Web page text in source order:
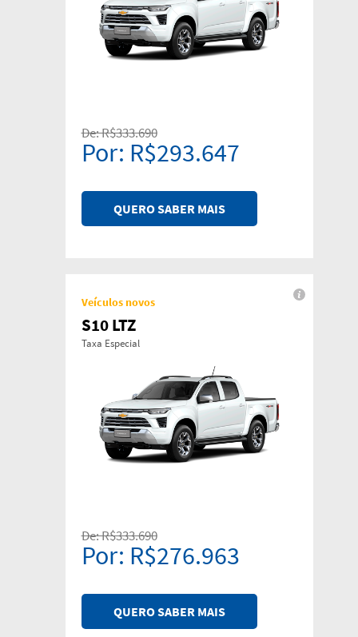
De: R$333.690
Por: R$293.647
QUERO SABER MAIS
Veículos novos
S10 LTZ
Taxa Especial
De: R$333.690
Por: R$276.963
QUERO SABER MAIS